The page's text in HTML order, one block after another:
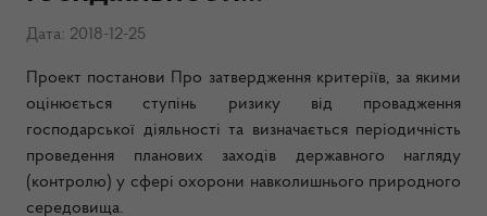
Дата: 2018-12-25
Проект постанови Про затвердження критеріїв, за якими
оцінюється ступінь ризику від провадження
господарської діяльності та визначається періодичність
проведення планових заходів державного нагляду
(контролю) у сфері охорони навколишнього природного
середовища.